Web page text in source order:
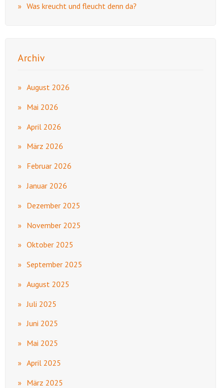
Was kreucht und fleucht denn da?
Archiv
August 2026
Mai 2026
April 2026
März 2026
Februar 2026
Januar 2026
Dezember 2025
November 2025
Oktober 2025
September 2025
August 2025
Juli 2025
Juni 2025
Mai 2025
April 2025
März 2025